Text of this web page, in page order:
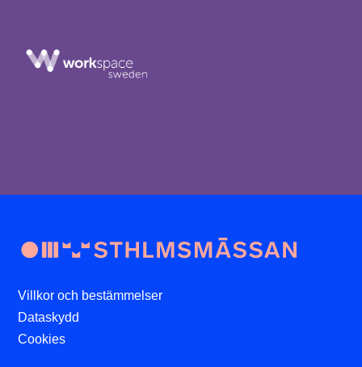
Villkor och bestämmelser
Dataskydd
Cookies